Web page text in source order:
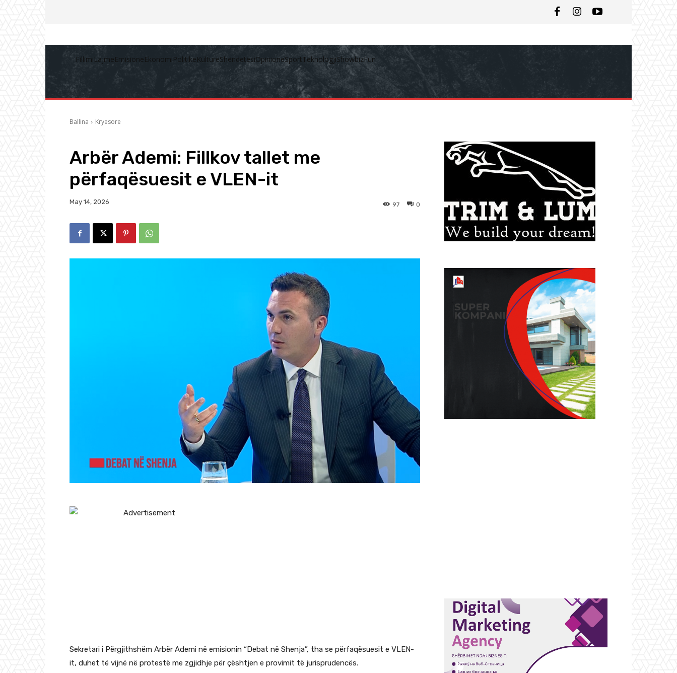
FillimiLajmeEmisioneEkonomiPolitikëKulturëShëndetësiOpinioneSportTeknologjiShowbizFun
Ballina Kryesore
Arbër Ademi: Fillkov tallet me
përfaqësuesit e VLEN-it
May 14, 2026 0
97
Sekretari i Përgjithshëm Arbër Ademi në emisionin “Debat në Shenja”, tha se përfaqësuesit e VLEN-
it, duhet të vijnë në protestë me zgjidhje për çështjen e provimit të jurisprudencës.